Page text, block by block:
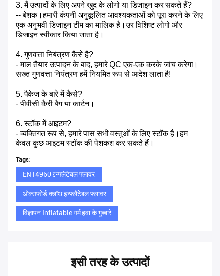
3. मैं उत्पादों के लिए अपने खुद के लोगो या डिजाइन कर सकते हैं?
-- बेशक।हमारी कंपनी अनुकूलित आवश्यकताओं को पूरा करने के लिए
एक अनुभवी डिजाइन टीम का मालिक है।उर विशिष्ट लोगो और
डिजाइन स्वीकार किया जाता है।
4. गुणवत्ता नियंत्रण कैसे है?
- माल तैयार उत्पादन के बाद, हमारे QC एक-एक करके जांच करेगा।
सख्त गुणवत्ता नियंत्रण हमें नियमित रूप से आदेश लाता है!
5. पैकेज के बारे में कैसे?
- पीवीसी कैरी बैग या कार्टन।
6. स्टॉक में आइटम?
- व्यक्तिगत रूप से, हमारे पास सभी वस्तुओं के लिए स्टॉक है।हम
केवल कुछ आइटम स्टॉक की पेशकश कर सकते हैं।
Tags:
EN14960 इन्फ्लेटेबल फ्लावर
ऑक्सफोर्ड क्लॉथ इन्फ्लैटेबल फ्लावर
विज्ञापन Inflatable गर्म हवा के गुब्बारे
इसी तरह के उत्पादों